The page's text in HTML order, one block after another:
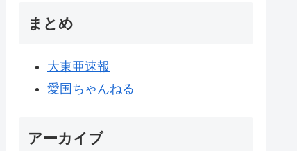
まとめ
大東亜速報
愛国ちゃんねる
アーカイブ